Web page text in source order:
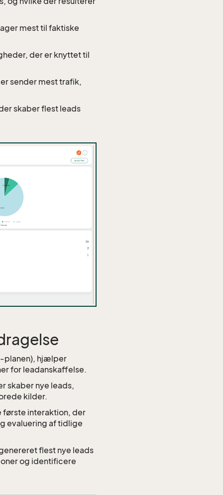
mest til faktiske
der er knyttet til
sender mest trafik,
skaber flest leads
-planen), hjælper
for leadanskaffelse.
skaber nye leads,
kilder.
interaktion, der
evaluering af tidlige
flest nye leads
og identificere